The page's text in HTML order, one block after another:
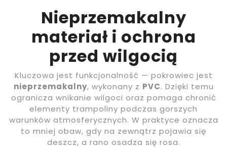
Nieprzemakalny
materiał i ochrona
przed wilgocią
Kluczowa jest funkcjonalność — pokrowiec jest
nieprzemakalny, wykonany z PVC. Dzięki temu
ogranicza wnikanie wilgoci oraz pomaga chronić
elementy trampoliny podczas gorszych
warunków atmosferycznych. W praktyce oznacza
to mniej obaw, gdy na zewnątrz pojawia się
deszcz, a rano osadza się rosa.